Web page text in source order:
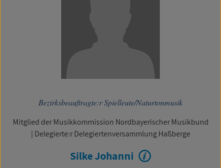
Bezirksbeauftragte:r Spielleute/Naturtonmusik
Mitglied der Musikkommission Nordbayerischer Musikbund
| Delegierte:r Delegiertenversammlung Haßberge
Silke Johanni